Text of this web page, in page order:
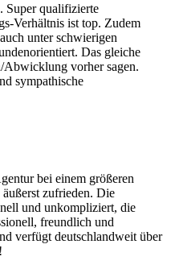
Super qualifizierte
Verhältnis ist top. Zudem
unter schwierigen
Das gleiche
Abwicklung vorher sagen.
sympathische
bei einem größeren
zufrieden. Die
und unkompliziert, die
freundlich und
verfügt deutschlandweit über